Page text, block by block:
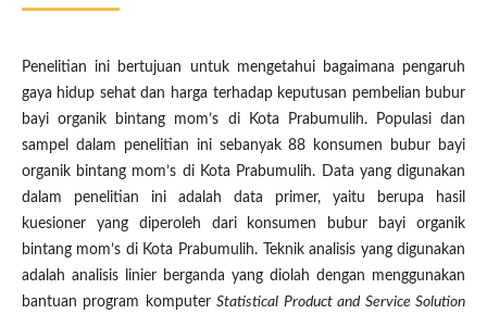
Penelitian ini bertujuan untuk mengetahui bagaimana pengaruh
gaya hidup sehat dan harga terhadap keputusan pembelian bubur
bayi organik bintang mom’s di Kota Prabumulih. Populasi dan
sampel dalam penelitian ini sebanyak 88 konsumen bubur bayi
organik bintang mom’s di Kota Prabumulih. Data yang digunakan
dalam penelitian ini adalah data primer, yaitu berupa hasil
kuesioner yang diperoleh dari konsumen bubur bayi organik
bintang mom’s di Kota Prabumulih. Teknik analisis yang digunakan
adalah analisis linier berganda yang diolah dengan menggunakan
bantuan program komputerStatistical Product and Service Solution